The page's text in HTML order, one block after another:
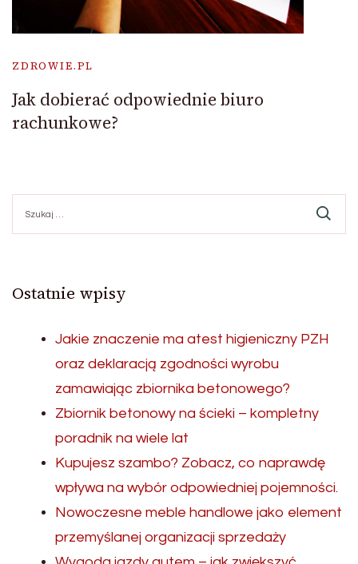
ZDROWIE.PL
Jak dobierać odpowiednie biuro
rachunkowe?
Ostatnie wpisy
Jakie znaczenie ma atest higieniczny PZH
oraz deklaracją zgodności wyrobu
zamawiając zbiornika betonowego?
Zbiornik betonowy na ścieki – kompletny
poradnik na wiele lat
Kupujesz szambo? Zobacz, co naprawdę
wpływa na wybór odpowiedniej pojemności.
Nowoczesne meble handlowe jako element
przemyślanej organizacji sprzedaży